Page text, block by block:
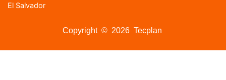
El Salvador
Copyright © 2026 Tecplan